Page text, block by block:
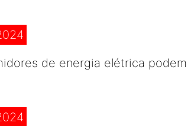
de energia elétrica